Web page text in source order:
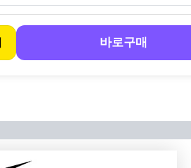
바로구매